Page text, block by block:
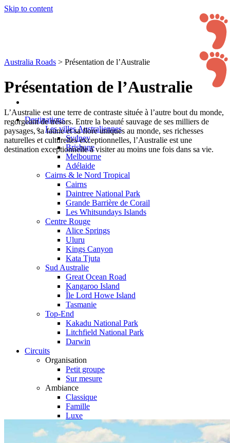
Skip to content
Destinations
Les villes Australiennes
Sydney
Brisbane
Melbourne
Adélaide
Cairns & le Nord Tropical
Cairns
Daintree National Park
Grande Barrière de Corail
Les Whitsundays Islands
Centre Rouge
Alice Springs
Uluru
Kings Canyon
Kata Tjuta
Sud Australie
Great Ocean Road
Kangaroo Island
Île Lord Howe Island
Tasmanie
Top-End
Kakadu National Park
Litchfield National Park
Darwin
Circuits
Organisation
Petit groupe
Sur mesure
Ambiance
Classique
Famille
Luxe
Nature
Où et quand partir ?
Australia Roads > Présentation de l’Australie
Présentation de l’Australie
L’Australie est une terre de contraste située à l’autre bout du monde,
regorgeant de trésors. Entre la beauté sauvage de ses milliers de
paysages, sa faune et sa flore uniques au monde, ses richesses
naturelles et culturelles exceptionnelles, l’Australie est une
destination exceptionnelle à visiter au moins une fois dans sa vie.